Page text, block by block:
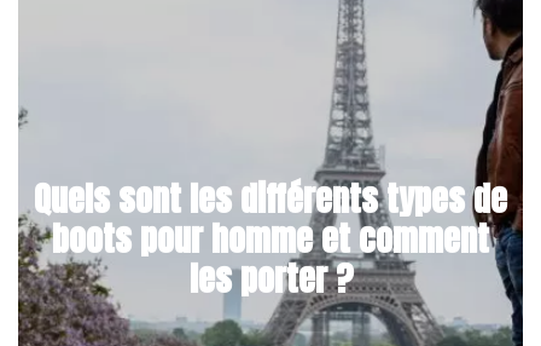
Quels sont les différents types de
boots pour homme et comment
les porter ?